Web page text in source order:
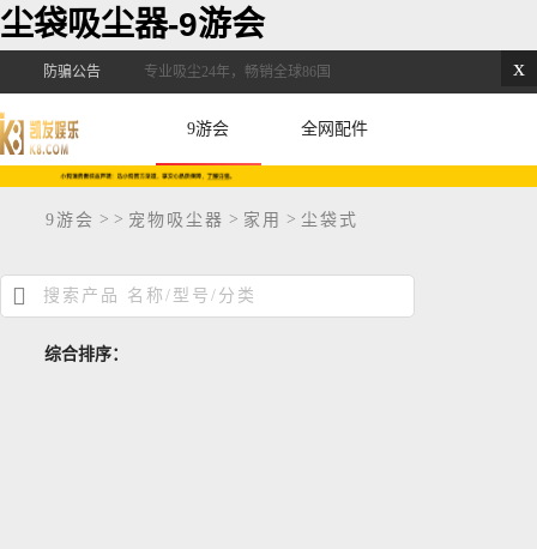
尘袋吸尘器-9游会
x
防骗公告 专业吸尘24年，畅销全球86国
9游会 全网配件
9游会 > > 宠物吸尘器 > 家用 > 尘袋式
综合排序：